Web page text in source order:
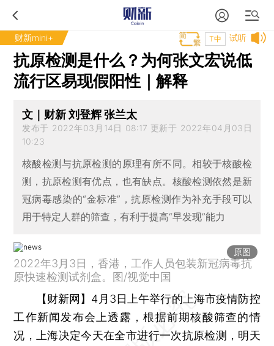
财新mini+ 试听
T中
抗原检测是什么？为何张文宏说低
流行区易现假阳性｜解释
文｜财新 刘登辉 张兰太
发布于 2022年03月14日 08:17 更新于 2022年04月03日
10:23
核酸检测与抗原检测的原理有所不同。相较于核酸检
测，抗原检测有优点，也有缺点。核酸检测依然是新
冠病毒感染的“金标准”，抗原检测作为补充手段可以
用于特定人群的筛查，有利于提高“早发现”能力
原图
2022年3月3日，香港，工作人员包装新冠病毒抗
原快速检测试剂盒。图/视觉中国
【财新网】 4月3日上午举行的上海市疫情防控
工作新闻发布会上透露，根据前期核酸筛查的情
况，上海决定今天在全市进行一次抗原检测，明天